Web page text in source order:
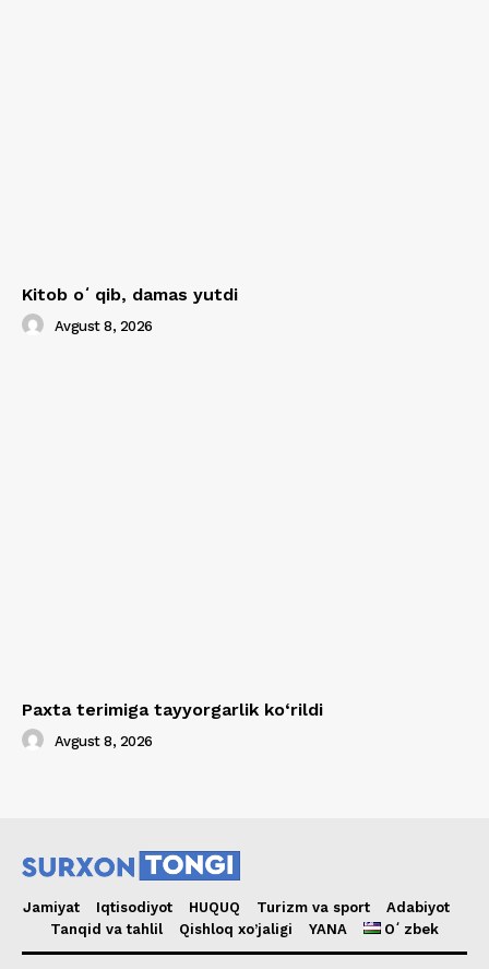
Kitob oʻqib, damas yutdi
Avgust 8, 2026
Paxta terimiga tayyorgarlik ko‘rildi
Avgust 8, 2026
Jamiyat Iqtisodiyot HUQUQ Turizm va sport
Adabiyot
Tanqid va tahlil
Qishloq xo’jaligi YANA Oʻzbek